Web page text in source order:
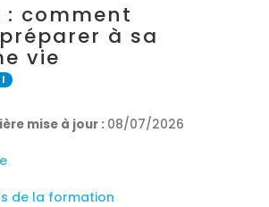
: comment
à sa
vie
mise à jour : 08/07/2026
de la formation